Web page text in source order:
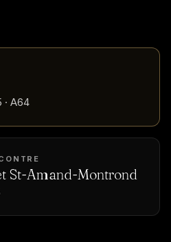
· A64
St-Amand-Montrond